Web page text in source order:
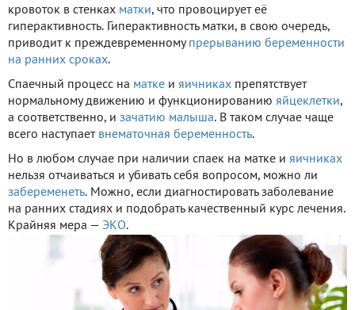
кровоток в стенках матки, что провоцирует её
гиперактивность. Гиперактивность матки, в свою очередь,
приводит к преждевременному прерыванию беременности
на ранних сроках.
Спаечный процесс на матке и яичниках препятствует
нормальному движению и функционированию яйцеклетки,
а соответственно, и зачатию малыша. В таком случае чаще
всего наступает внематочная беременность.
Но в любом случае при наличии спаек на матке и яичниках
нельзя отчаиваться и убивать себя вопросом, можно ли
забеременеть. Можно, если диагностировать заболевание
на ранних стадиях и подобрать качественный курс лечения.
Крайняя мера — ЭКО.